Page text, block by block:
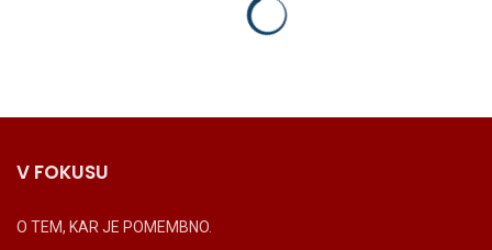
V FOKUSU
O TEM, KAR JE POMEMBNO.